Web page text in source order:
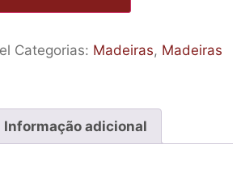
Categorias: Madeiras, Madeiras
Informação adicional